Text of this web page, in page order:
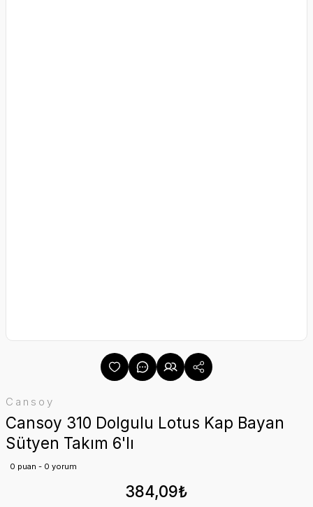
Cansoy
Cansoy 310 Dolgulu Lotus Kap Bayan
Sütyen Takım 6'lı
0 puan - 0 yorum
384,09₺